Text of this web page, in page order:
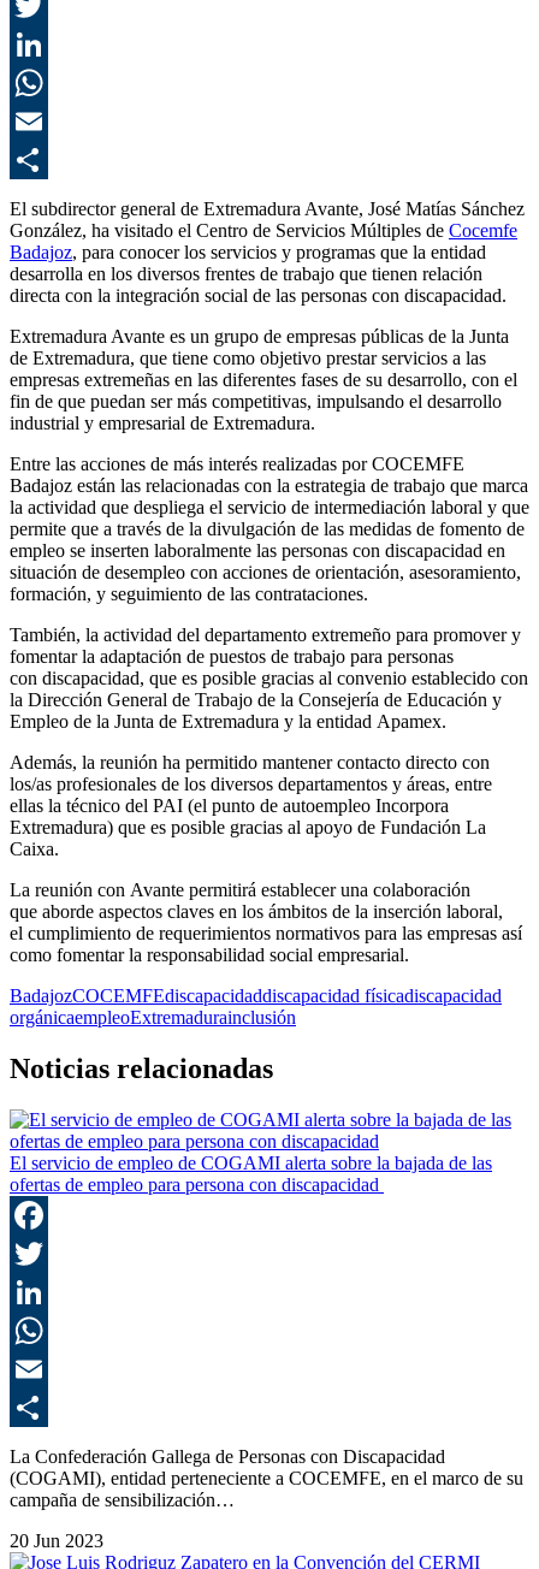
El subdirector general de Extremadura Avante, José Matías Sánchez
González, ha visitado el Centro de Servicios Múltiples de Cocemfe
Badajoz, para conocer los servicios y programas que la entidad
desarrolla en los diversos frentes de trabajo que tienen relación
directa con la integración social de las personas con discapacidad.
Extremadura Avante es un grupo de empresas públicas de la Junta
de Extremadura, que tiene como objetivo prestar servicios a las
empresas extremeñas en las diferentes fases de su desarrollo, con el
fin de que puedan ser más competitivas, impulsando el desarrollo
industrial y empresarial de Extremadura.
Entre las acciones de más interés realizadas por COCEMFE
Badajoz están las relacionadas con la estrategia de trabajo que marca
la actividad que despliega el servicio de intermediación laboral y que
permite que a través de la divulgación de las medidas de fomento de
empleo se inserten laboralmente las personas con discapacidad en
situación de desempleo con acciones de orientación, asesoramiento,
formación, y seguimiento de las contrataciones.
También, la actividad del departamento extremeño para promover y
fomentar la adaptación de puestos de trabajo para personas
con discapacidad, que es posible gracias al convenio establecido con
la Dirección General de Trabajo de la Consejería de Educación y
Empleo de la Junta de Extremadura y la entidad Apamex.
Además, la reunión ha permitido mantener contacto directo con
los/as profesionales de los diversos departamentos y áreas, entre
ellas la técnico del PAI (el punto de autoempleo Incorpora
Extremadura) que es posible gracias al apoyo de Fundación La
Caixa.
La reunión con Avante permitirá establecer una colaboración
que aborde aspectos claves en los ámbitos de la inserción laboral,
el cumplimiento de requerimientos normativos para las empresas así
como fomentar la responsabilidad social empresarial.
BadajozCOCEMFEdiscapacidaddiscapacidad físicadiscapacidad
orgánicaempleoExtremadurainclusión
Noticias relacionadas
El servicio de empleo de COGAMI alerta sobre la bajada de las
ofertas de empleo para persona con discapacidad
La Confederación Gallega de Personas con Discapacidad
(COGAMI), entidad perteneciente a COCEMFE, en el marco de su
campaña de sensibilización…
20 Jun 2023